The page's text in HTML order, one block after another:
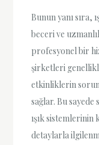
Bunun yanı sıra,
beceri ve
profesyonel bir
şirketleri
etkinliklerin
sağlar. Bu
ışık
detaylarla